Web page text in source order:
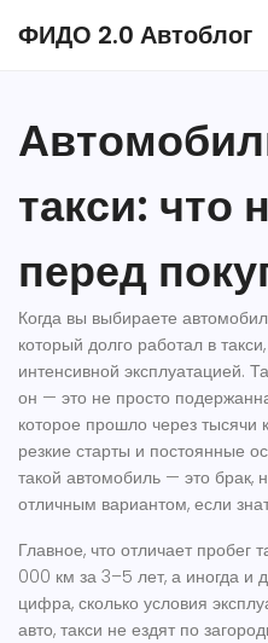
ФИДО 2.0 Автоблог
такси: что
перед
Когда вы выбираете
который долго работал в
интенсивной эксплуатацией.
он — это не просто
которое прошло через тысячи
резкие старты и постоянные
такой автомобиль — это брак,
отличным вариантом, если
Главное, что отличает пробег
000 км за 3–5 лет, а иногда и
цифра, сколько условия
авто, такси не ездят по